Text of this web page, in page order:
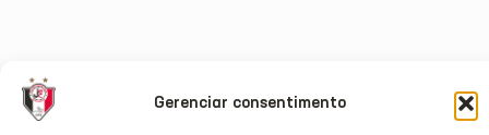
Gerenciar consentimento